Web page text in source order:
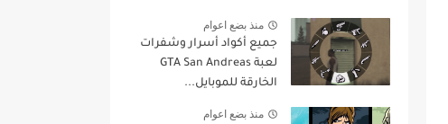
منذ بضع اعوام
جميع أكواد أسرار وشفرات
لعبة GTA San Andreas
الخارقة للموبايل...
منذ بضع اعوام